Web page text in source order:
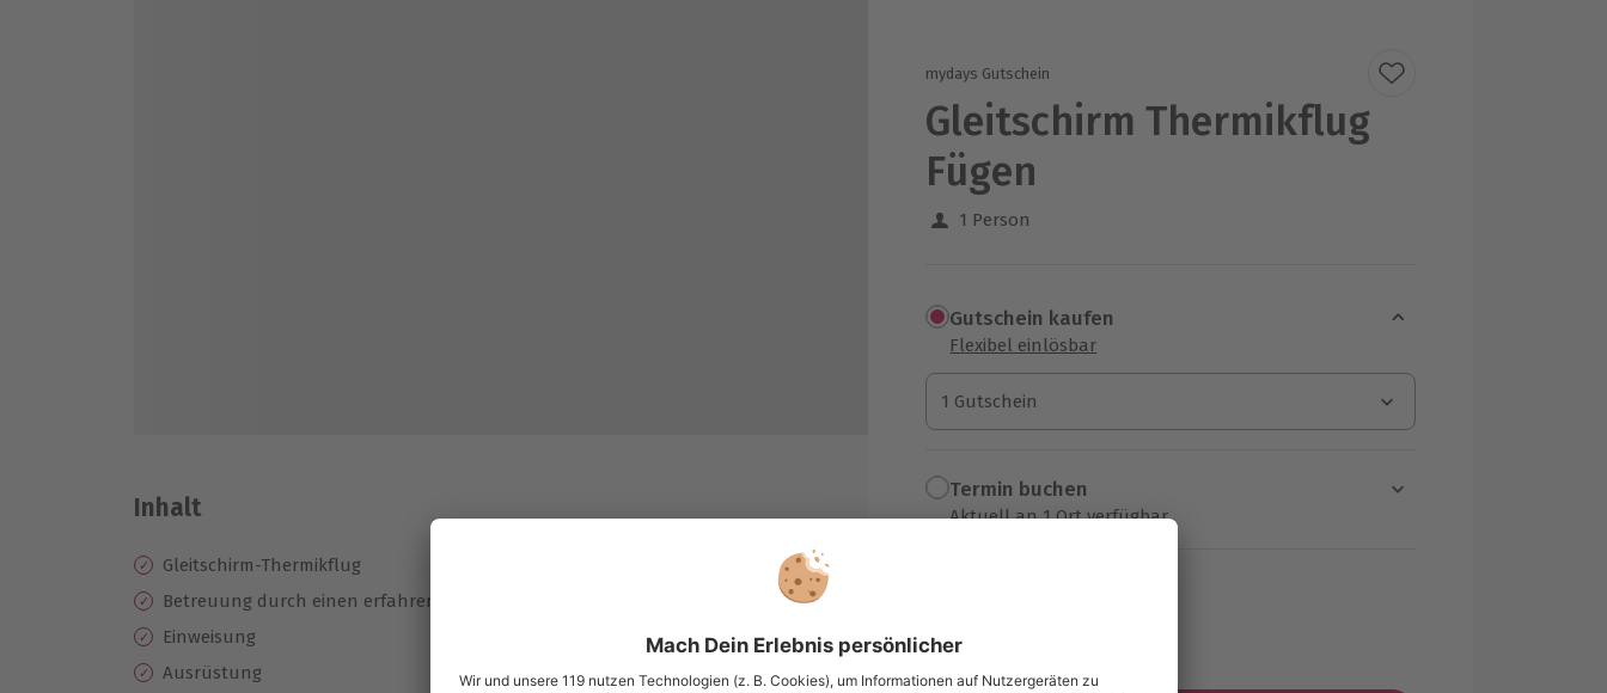
mydays Gutschein
Gleitschirm Thermikflug
Fügen
1 Person
Gutschein kaufen
Flexibel einlösbar
1 Gutschein
1 Gutschein
1 Gutschein
Termin buchen
Aktuell an 1 Ort verfügbar
zzgl. Versand
Inhalt
Gleitschirm-Thermikflug
Betreuung durch einen erfahrenen Piloten
Einweisung
Ausrüstung